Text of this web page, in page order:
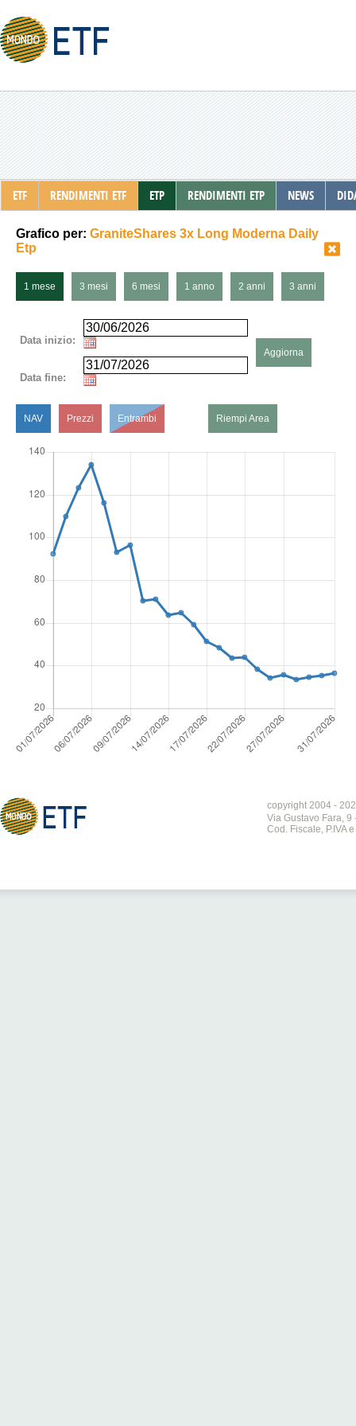
ETF RENDIMENTI ETF ETP RENDIMENTI ETP NEWS
Grafico per: GraniteShares 3x Long Moderna Daily
Etp
1 mese 3 mesi 6 mesi 1 anno 2 anni 3 anni
Data inizio:
Aggiorna
Data fine:
NAV Prezzi Entrambi Riempi Area
copyright 2004 -
Via Gustavo Fara, 9
Cod. Fiscale, P.IVA